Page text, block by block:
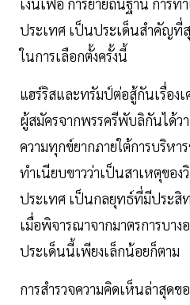
เงินเฟ้อ การย้ายถิ่นฐาน การท
ประเทศ เป็นประเด็นสำคัญที่
ในการเลือกตั้งครั้งนี้
แฮร์ริสและทรัมป์ต่อสู้กันเรื่อง
ผู้สมัครจากพรรครีพับลิกันได้ว
ความทุกข์ยากภายใต้การบริห
ทำเนียบขาวว่าเป็นสาเหตุของ
ประเทศ เป็นกลยุทธ์ที่มีประสิ
เมื่อพิจารณาจากมาตรการบาง
ประเด็นนี้เพียงเล็กน้อยก็ตาม
การสำรวจความคิดเห็นล่าสุดข